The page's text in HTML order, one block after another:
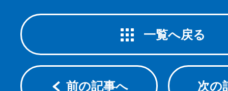
一覧へ戻る
前の記事へ 次の